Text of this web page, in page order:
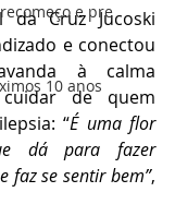
e pre
10 anos
da Cruz Jucoski
e conectou
à calma
de quem
“É uma flor
dá para fazer
faz se sentir bem”,